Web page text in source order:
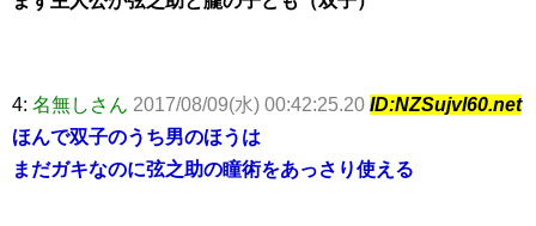
4: 名無しさん 2017/08/09(水) 00:42:25.20 ID:NZSujvl60.net
ほんで双子のうち男のほうは
まだガキなのに弦之助の瞳術をあっさり使える